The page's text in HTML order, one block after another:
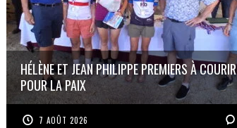
HÉLÈNE ET JEAN PHILIPPE PREMIERS À COURIR
POUR LA PAIX
7 AOÛT 2026